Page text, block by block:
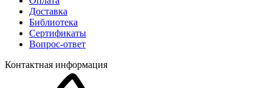
Доставка
Библиотека
Сертификаты
Вопрос-ответ
Контактная информация